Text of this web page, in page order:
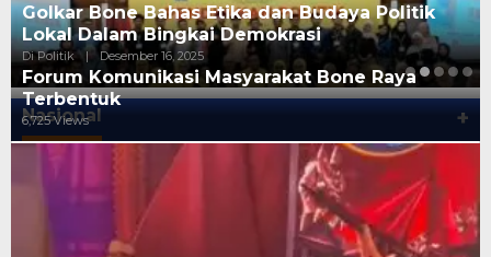
Golkar Bone Bahas Etika dan Budaya Politik
Lokal Dalam Bingkai Demokrasi
Di Politik | Desember 16, 2025
Nasional +
Forum Komunikasi Masyarakat Bone Raya
Terbentuk
6,725 Views